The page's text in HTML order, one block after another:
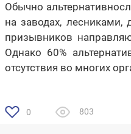
Обычно
на заводах,
призывников
Однако 60%
отсутствия во многих
0 803